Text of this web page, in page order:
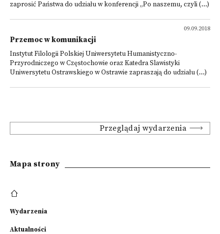
zaprosić Państwa do udziału w konferencji „Po naszemu, czyli (...)
09.09.2018
Przemoc w komunikacji
Instytut Filologii Polskiej Uniwersytetu Humanistyczno-
Przyrodniczego w Częstochowie oraz Katedra Slawistyki
Uniwersytetu Ostrawskiego w Ostrawie zapraszają do udziału (...)
Przeglądaj wydarzenia
Mapa strony
Wydarzenia
Aktualności